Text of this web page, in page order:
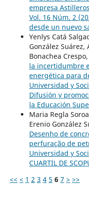
empresa
Vol. 16 Núm. 2
desde un nuevo
Yenlys Catá
González
Bonachea Crespo,
la incertidumbre
energética para
Universidad y
Difusión y
la Educación
Maria Regla
Erenio González
Desenho de
perfuração de
Universidad y
CUARTIL DE
<< < 1 2 3 4 5 6 7 > >>